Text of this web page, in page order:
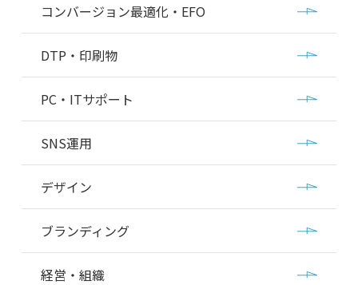
コンバージョン最適化・EFO
DTP・印刷物
PC・ITサポート
SNS運用
デザイン
ブランディング
経営・組織